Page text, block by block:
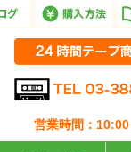
営業時間：